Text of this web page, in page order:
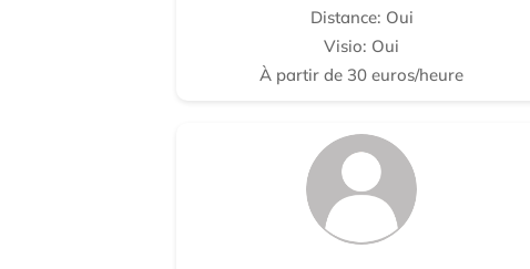
Distance: Oui
Visio: Oui
À partir de 30 euros/heure